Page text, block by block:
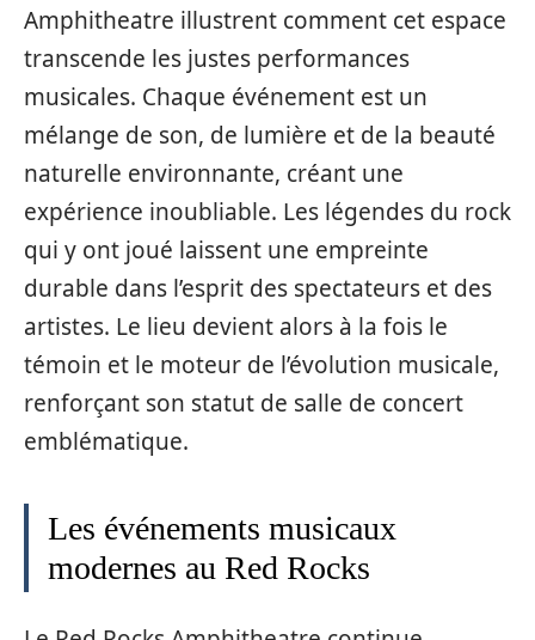
Amphitheatre illustrent comment cet espace
transcende les justes performances
musicales. Chaque événement est un
mélange de son, de lumière et de la beauté
naturelle environnante, créant une
expérience inoubliable. Les légendes du rock
qui y ont joué laissent une empreinte
durable dans l’esprit des spectateurs et des
artistes. Le lieu devient alors à la fois le
témoin et le moteur de l’évolution musicale,
renforçant son statut de salle de concert
emblématique.
Les événements musicaux
modernes au Red Rocks